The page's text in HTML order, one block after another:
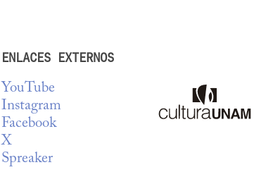
ENLACES EXTERNOS
YouTube
Instagram
Facebook
X
Spreaker